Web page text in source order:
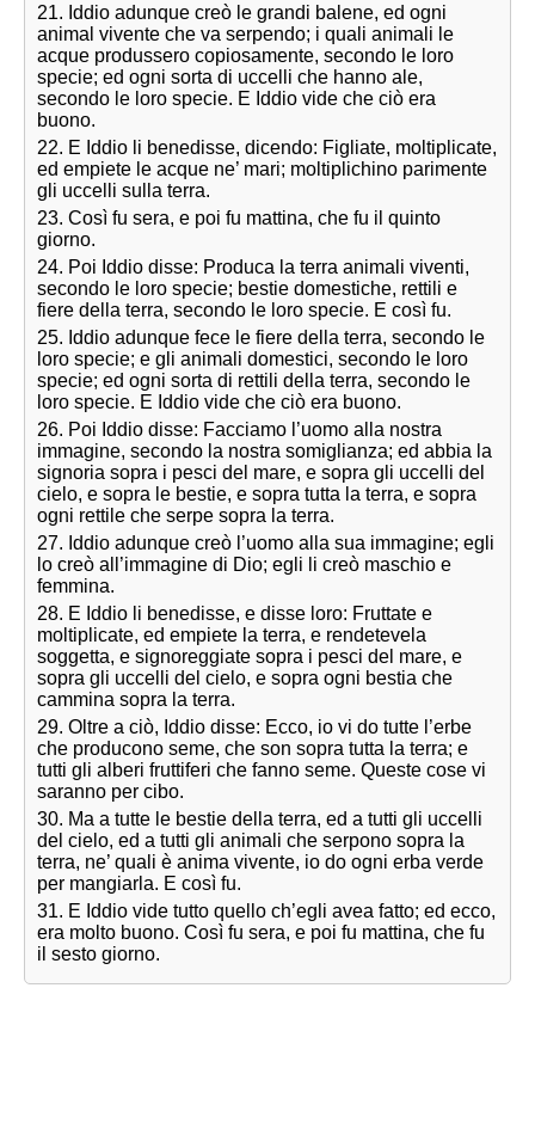
21. Iddio adunque creò le grandi balene, ed ogni
animal vivente che va serpendo; i quali animali le
acque produssero copiosamente, secondo le loro
specie; ed ogni sorta di uccelli che hanno ale,
secondo le loro specie. E Iddio vide che ciò era
buono.
22. E Iddio li benedisse, dicendo: Figliate, moltiplicate,
ed empiete le acque ne’ mari; moltiplichino parimente
gli uccelli sulla terra.
23. Così fu sera, e poi fu mattina, che fu il quinto
giorno.
24. Poi Iddio disse: Produca la terra animali viventi,
secondo le loro specie; bestie domestiche, rettili e
fiere della terra, secondo le loro specie. E così fu.
25. Iddio adunque fece le fiere della terra, secondo le
loro specie; e gli animali domestici, secondo le loro
specie; ed ogni sorta di rettili della terra, secondo le
loro specie. E Iddio vide che ciò era buono.
26. Poi Iddio disse: Facciamo l’uomo alla nostra
immagine, secondo la nostra somiglianza; ed abbia la
signoria sopra i pesci del mare, e sopra gli uccelli del
cielo, e sopra le bestie, e sopra tutta la terra, e sopra
ogni rettile che serpe sopra la terra.
27. Iddio adunque creò l’uomo alla sua immagine; egli
lo creò all’immagine di Dio; egli li creò maschio e
femmina.
28. E Iddio li benedisse, e disse loro: Fruttate e
moltiplicate, ed empiete la terra, e rendetevela
soggetta, e signoreggiate sopra i pesci del mare, e
sopra gli uccelli del cielo, e sopra ogni bestia che
cammina sopra la terra.
29. Oltre a ciò, Iddio disse: Ecco, io vi do tutte l’erbe
che producono seme, che son sopra tutta la terra; e
tutti gli alberi fruttiferi che fanno seme. Queste cose vi
saranno per cibo.
30. Ma a tutte le bestie della terra, ed a tutti gli uccelli
del cielo, ed a tutti gli animali che serpono sopra la
terra, ne’ quali è anima vivente, io do ogni erba verde
per mangiarla. E così fu.
31. E Iddio vide tutto quello ch’egli avea fatto; ed ecco,
era molto buono. Così fu sera, e poi fu mattina, che fu
il sesto giorno.